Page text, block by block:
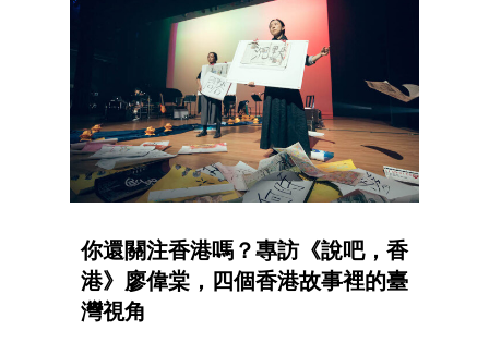
你還關注香港嗎？專訪《說吧，香
港》廖偉棠，四個香港故事裡的臺
灣視角